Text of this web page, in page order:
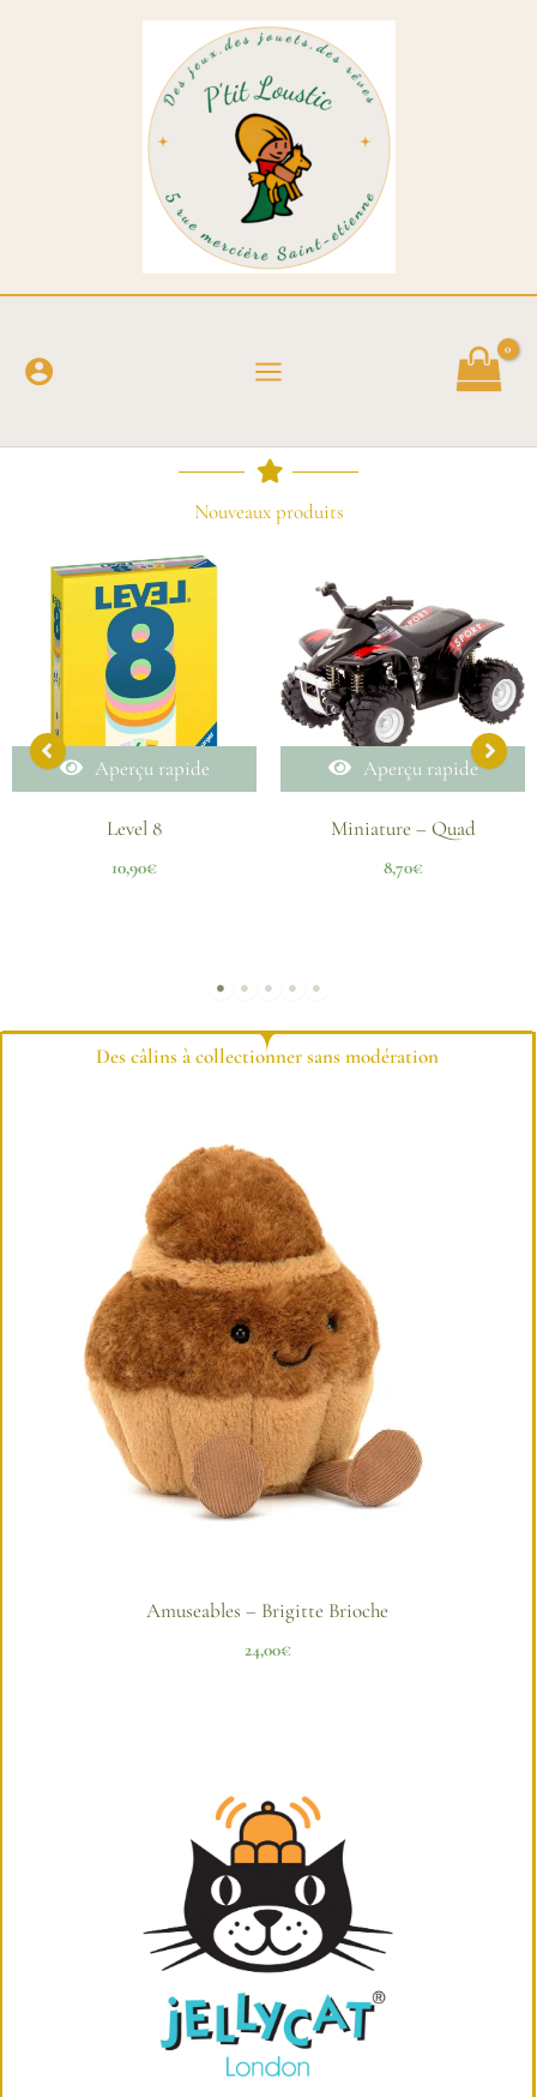
Nouveaux produits
Aperçu rapide
Level 8
10,90€
Aperçu rapide
Miniature – Quad
8,70€
Des câlins à collectionner sans modération
Amuseables – Brigitte Brioche
24,00€